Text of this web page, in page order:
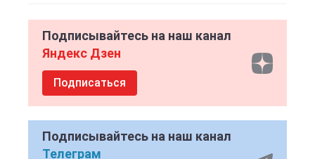
Подписывайтесь на наш канал
Яндекс Дзен
Подписаться
Подписывайтесь на наш канал
Телеграм